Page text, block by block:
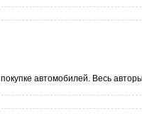
автомобилей. Весь